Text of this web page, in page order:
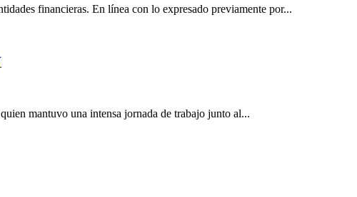
financieras. En línea con lo expresado previamente por...
mantuvo una intensa jornada de trabajo junto al...